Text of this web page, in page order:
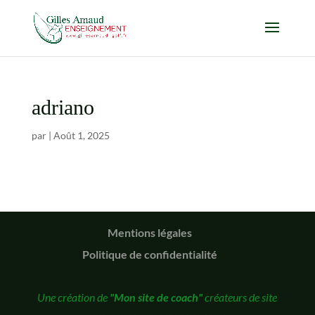
adriano
par | Août 1, 2025
Mentions légales
Politique de confidentialité
Une création de "Mon site de coach"créateurs de site